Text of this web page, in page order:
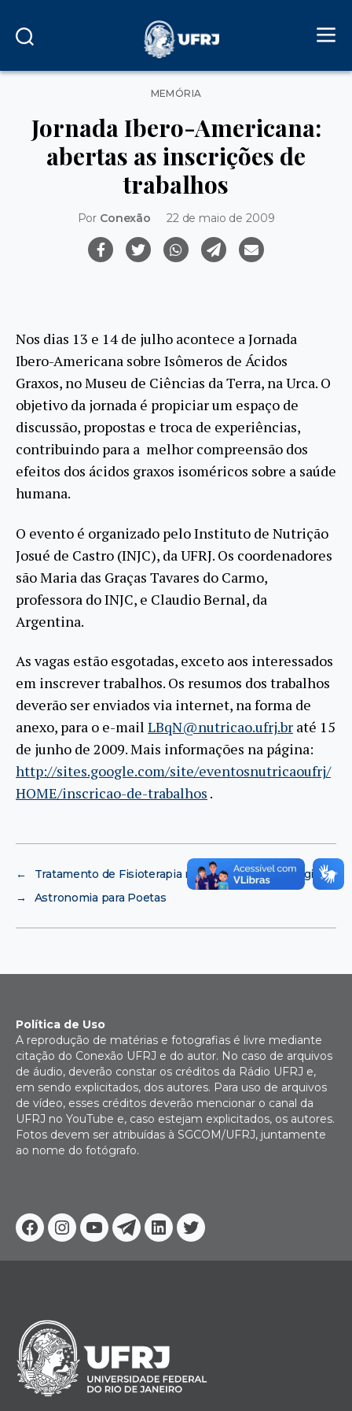
Categorias
MEMÓRIA
Jornada Ibero-Americana:
abertas as inscrições de
trabalhos
Por Conexão 22 de maio de 2009
Nos dias 13 e 14 de julho acontece a Jornada
Ibero-Americana sobre Isômeros de Ácidos
Graxos, no Museu de Ciências da Terra, na Urca. O
objetivo da jornada é propiciar um espaço de
discussão, propostas e troca de experiências,
contribuindo para a melhor compreensão dos
efeitos dos ácidos graxos isoméricos sobre a saúde
humana.
O evento é organizado pelo Instituto de Nutrição
Josué de Castro (INJC), da UFRJ. Os coordenadores
são Maria das Graças Tavares do Carmo,
professora do INJC, e Claudio Bernal, da
Argentina.
As vagas estão esgotadas, exceto aos interessados
em inscrever trabalhos. Os resumos dos trabalhos
deverão ser enviados via internet, na forma de
anexo, para o e-mail LBqN@nutricao.ufrj.br até 15
de junho de 2009. Mais informações na página:
http://sites.google.com/site/eventosnutricaoufrj/
HOME/inscricao-de-trabalhos .
←
Tratamento de Fisioterapia no Centro de Tecnologia
→
Astronomia para Poetas
Facebook
Instagram
YoutubeTelegram
Linkedin
Twitter
Política de Uso
A reprodução de matérias e fotografias é livre mediante
citação do Conexão UFRJ e do autor. No caso de arquivos
de áudio, deverão constar os créditos da Rádio UFRJ e,
em sendo explicitados, dos autores. Para uso de arquivos
de vídeo, esses créditos deverão mencionar o canal da
UFRJ no YouTube e, caso estejam explicitados, os autores.
Fotos devem ser atribuídas à SGCOM/UFRJ, juntamente
ao nome do fotógrafo.